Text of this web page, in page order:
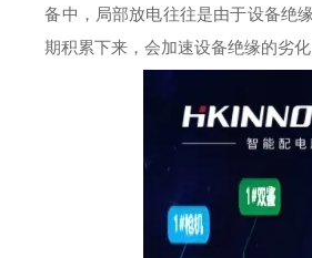
备中，局部放电往往是由于设备绝
期积累下来，会加速设备绝缘的劣